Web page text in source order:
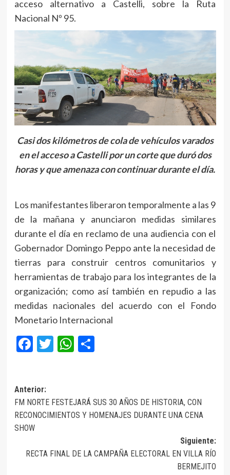
acceso alternativo a Castelli, sobre la Ruta
Nacional Nº 95.
Casi dos kilómetros de cola de vehículos varados
en el acceso a Castelli por un corte que duró dos
horas y que amenaza con continuar durante el día.
Los manifestantes liberaron temporalmente a las 9
de la mañana y anunciaron medidas similares
durante el día en reclamo de una audiencia con el
Gobernador Domingo Peppo ante la necesidad de
tierras para construir centros comunitarios y
herramientas de trabajo para los integrantes de la
organización; como así también en repudio a las
medidas nacionales del acuerdo con el Fondo
Monetario Internacional
Facebook
Twitter
WhatsApp
Compartir
Navegación
de
entradas
Anterior:
FM NORTE FESTEJARÁ SUS 30 AÑOS DE HISTORIA, CON
RECONOCIMIENTOS Y HOMENAJES DURANTE UNA CENA
SHOW
Siguiente:
RECTA FINAL DE LA CAMPAÑA ELECTORAL EN VILLA RÍO
BERMEJITO